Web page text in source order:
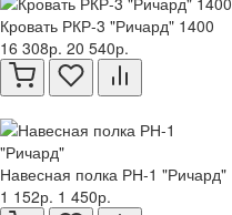
Кровать РКР-3 "Ричард" 1400
16 308р. 20 540р.
Навесная полка РН-1 "Ричард"
1 152р. 1 450р.